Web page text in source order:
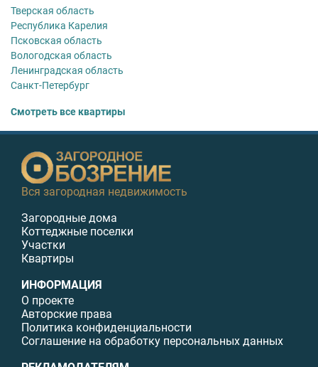
Тверская область
Республика Карелия
Псковская область
Вологодская область
Ленинградская область
Санкт-Петербург
Смотреть все квартиры
Вся загородная недвижимость
Загородные дома
Коттеджные поселки
Участки
Квартиры
ИНФОРМАЦИЯ
О проекте
Авторские права
Политика конфиденциальности
Соглашение на обработку персональных данных